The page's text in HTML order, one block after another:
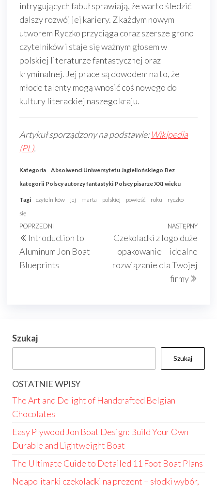
intrygujących fabuł sprawiają, że warto śledzić
dalszy rozwój jej kariery. Z każdym nowym
utworem Ryczko przyciąga coraz szersze grono
czytelników i staje się ważnym głosem w
polskiej literaturze fantastycznej oraz
kryminalnej. Jej prace są dowodem na to, że
młode talenty mogą wnosić coś nowego do
kultury literackiej naszego kraju.
Artykuł sporządzony na podstawie: Wikipedia
(PL).
Kategoria Absolwenci Uniwersytetu Jagiellońskiego Bez
kategorii Polscy autorzy fantastyki Polscy pisarze XXI wieku
Tagi czytelników jej marta polskiej powieść roku
ryczko
się
Nawigacja
wpisu
Poprzedni
wpis
POPRZEDNI
Introduction to
Aluminum Jon Boat
Blueprints
NASTĘPNY
Czekoladki z logo duże
opakowanie – idealne
rozwiązanie dla Twojej
firmy
Szukaj
Szukaj
OSTATNIE WPISY
The Art and Delight of Handcrafted Belgian
Chocolates
Easy Plywood Jon Boat Design: Build Your Own
Durable and Lightweight Boat
The Ultimate Guide to Detailed 11 Foot Boat Plans
Neapolitanki czekoladki na prezent – słodki wybór,